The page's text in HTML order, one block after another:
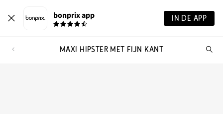
bonprix app IN DE APP
MAXI HIPSTER MET FIJN KANT